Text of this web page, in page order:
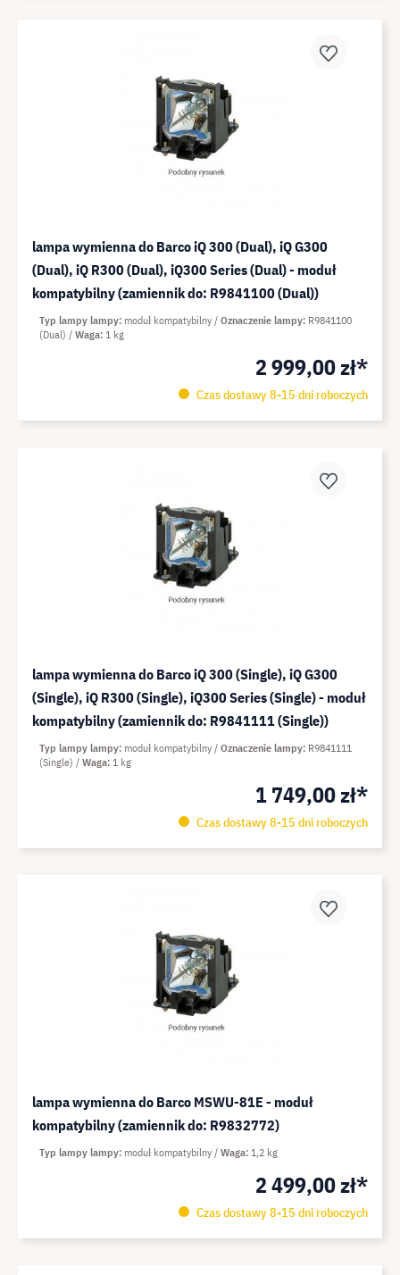
lampa wymienna do Barco iQ 300 (Dual), iQ G300
(Dual), iQ R300 (Dual), iQ300 Series (Dual) - moduł
kompatybilny (zamiennik do: R9841100 (Dual))
2 999,00 zł*
Czas dostawy 8-15 dni roboczych
Typ lampy lampy moduł kompatybilny Oznaczenie lampy R9841100
(Dual)
Waga 1 kg
lampa wymienna do Barco iQ 300 (Single), iQ G300
(Single), iQ R300 (Single), iQ300 Series (Single) - moduł
kompatybilny (zamiennik do: R9841111 (Single))
1 749,00 zł*
Czas dostawy 8-15 dni roboczych
Typ lampy lampy moduł kompatybilny Oznaczenie lampy R9841111
(Single)
Waga 1 kg
lampa wymienna do Barco MSWU-81E - moduł
kompatybilny (zamiennik do: R9832772)
2 499,00 zł*
Czas dostawy 8-15 dni roboczych
Typ lampy lampy moduł kompatybilny Waga 1,2 kg